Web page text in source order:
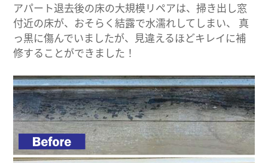
アパート退去後の床の大規模リペアは、掃き出し窓
付近の床が、おそらく結露で水濡れしてしまい、 真
っ黒に傷んでいましたが、見違えるほどキレイに補
修することができました！